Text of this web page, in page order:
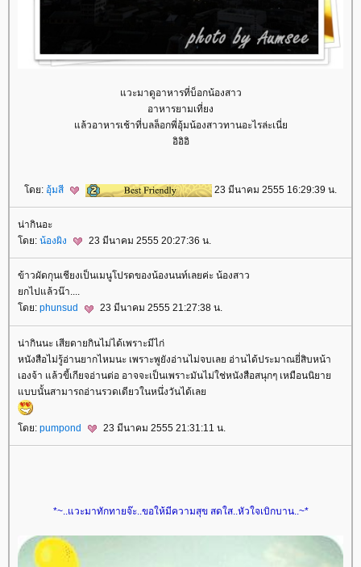
วะมาดูอาหารที่บ็อกน้องสาว
อาหารยามเที่ยง
ล้วอาหารเช้าที่บลล็อกพี่อุ้มน้องสาวทานอะไรล่ะเนี่
อิอิอิ
ดย: อุ้มสี 23 มีนาคม 2555 16:29:39 น.
น่ากินอะ
ดย: น้องผิง 23 มีนาคม 2555 20:27:36 น.
ข้าวผัดกุนเชียงเป็นเมนูโปรดของน้องนนท์เลยค่ะ น้องสาว
กไปแล้วน๊า....
ดย: phunsud 23 มีนาคม 2555 21:27:38 น.
น่ากินนะ เสียดายกินไม่ได้เพราะมีไก่
หนังสือไม่รู้อ่านยากไหมนะ เพราะพูยังอ่านไม่จบเลย อ่านได้ประมาณยี่สิบหน้า
เองจ้า แล้วขี้เกียจอ่านต่อ อาจจะเป็นเพราะมันไม่ใช่หนังสือสนุกๆ เหมือนนิยา
บบนั้นสามารถอ่านรวดเดียวในหนึ่งวันได้เล
ดย: pumpond 23 มีนาคม 2555 21:31:11 น.
*~..แวะมาทักทายจ๊ะ..ขอให้มีความสุข สดใส..หัวใจเบิกบาน..~*